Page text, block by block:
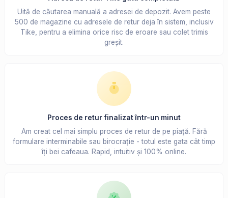
Uită de căutarea manuală a adresei de depozit. Avem peste
500 de magazine cu adresele de retur deja în sistem, inclusiv
Tike, pentru a elimina orice risc de eroare sau colet trimis
greșit.
Proces de retur finalizat într-un minut
Am creat cel mai simplu proces de retur de pe piață. Fără
formulare interminabile sau birocrație - totul este gata cât timp
îți bei cafeaua. Rapid, intuitiv și 100% online.